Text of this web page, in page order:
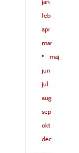
feb
apr
mar
maj
jun
jul
aug
sep
okt
dec